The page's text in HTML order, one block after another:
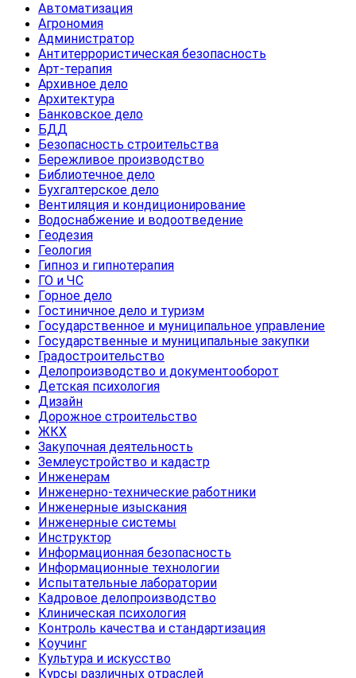
Автоматизация
Агрономия
Администратор
Антитеррористическая безопасность
Арт-терапия
Архивное дело
Архитектура
Банковское дело
БДД
Безопасность строительства
Бережливое производство
Библиотечное дело
Бухгалтерское дело
Вентиляция и кондиционирование
Водоснабжение и водоотведение
Геодезия
Геология
Гипноз и гипнотерапия
ГО и ЧС
Горное дело
Гостиничное дело и туризм
Государственное и муниципальное управление
Государственные и муниципальные закупки
Градостроительство
Делопроизводство и документооборот
Детская психология
Дизайн
Дорожное строительство
ЖКХ
Закупочная деятельность
Землеустройство и кадастр
Инженерам
Инженерно-технические работники
Инженерные изыскания
Инженерные системы
Инструктор
Информационная безопасность
Информационные технологии
Испытательные лаборатории
Кадровое делопроизводство
Клиническая психология
Контроль качества и стандартизация
Коучинг
Культура и искусство
Курсы различных отраслей